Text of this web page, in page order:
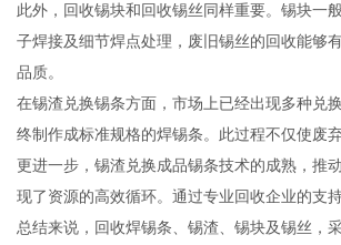
此外，回收锡块和回收锡丝同样重要。锡块一
子焊接及细节焊点处理，废旧锡丝的回收能够
品质。
在锡渣兑换锡条方面，市场上已经出现多种兑
终制作成标准规格的焊锡条。此过程不仅使废
更进一步，锡渣兑换成品锡条技术的成熟，推
现了资源的高效循环。通过专业回收企业的支
总结来说，回收焊锡条、锡渣、锡块及锡丝，